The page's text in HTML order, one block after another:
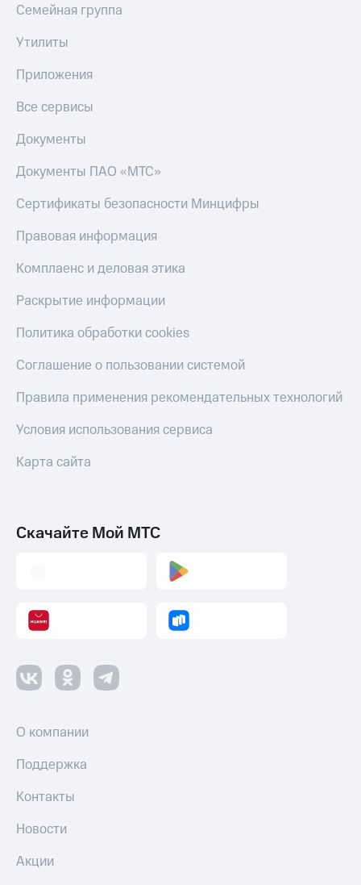
Семейная группа
Утилиты
Приложения
Все сервисы
Документы
Документы ПАО «МТС»
Сертификаты безопасности Минцифры
Правовая информация
Комплаенс и деловая этика
Раскрытие информации
Политика обработки cookies
Соглашение о пользовании системой
Правила применения рекомендательных технологий
Условия использования сервиса
Карта сайта
Скачайте Мой МТС
О компании
Поддержка
Контакты
Новости
Акции